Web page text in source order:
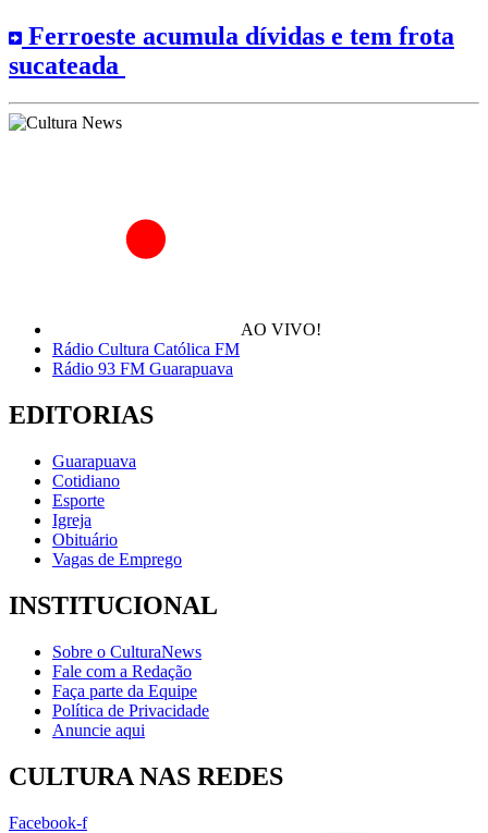
Ferroeste acumula dívidas e tem frota
sucateada
AO VIVO!
Rádio Cultura Católica FM
Rádio 93 FM Guarapuava
EDITORIAS
Guarapuava
Cotidiano
Esporte
Igreja
Obituário
Vagas de Emprego
INSTITUCIONAL
Sobre o CulturaNews
Fale com a Redação
Faça parte da Equipe
Política de Privacidade
Anuncie aqui
CULTURA NAS REDES
Facebook-f